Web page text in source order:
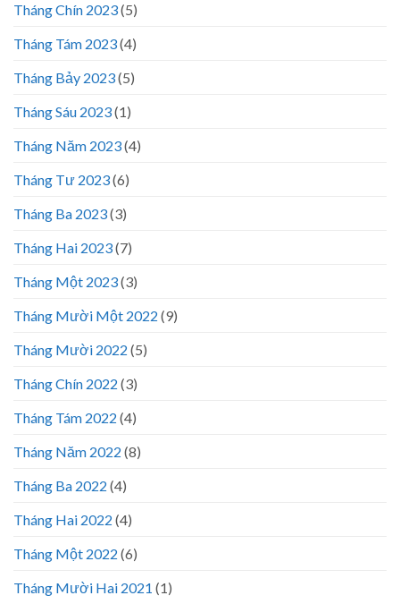
Tháng Chín 2023(5)
Tháng Tám 2023(4)
Tháng Bảy 2023(5)
Tháng Sáu 2023(1)
Tháng Năm 2023(4)
Tháng Tư 2023(6)
Tháng Ba 2023(3)
Tháng Hai 2023(7)
Tháng Một 2023(3)
Tháng Mười Một 2022 (9)
Tháng Mười 2022 (5)
Tháng Chín 2022 (3)
Tháng Tám 2022 (4)
Tháng Năm 2022 (8)
Tháng Ba 2022 (4)
Tháng Hai 2022 (4)
Tháng Một 2022 (6)
Tháng Mười Hai 2021 (1)